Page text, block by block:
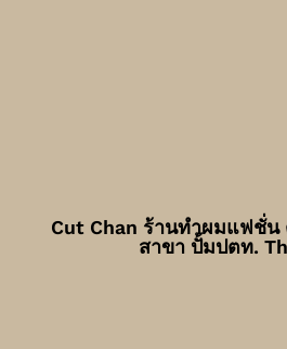
Cut Chan ร้านทำผมแฟชั่น
สาขา ปั้มปตท.